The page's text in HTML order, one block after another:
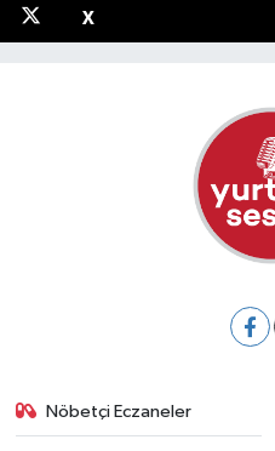
X
Nöbetçi Eczaneler